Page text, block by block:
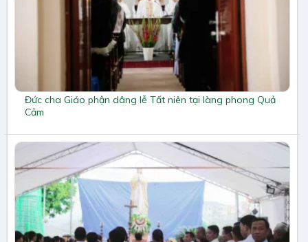
Đức cha Giáo phận dâng lễ Tất niên tại làng phong Quả
Cảm